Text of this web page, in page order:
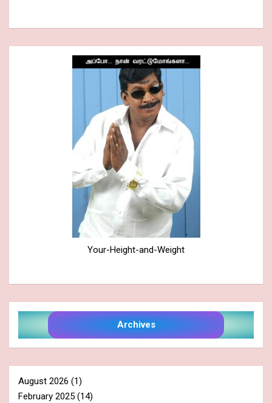
Your-Height-and-Weight
Archives
August 2026 (1)
February 2025 (14)